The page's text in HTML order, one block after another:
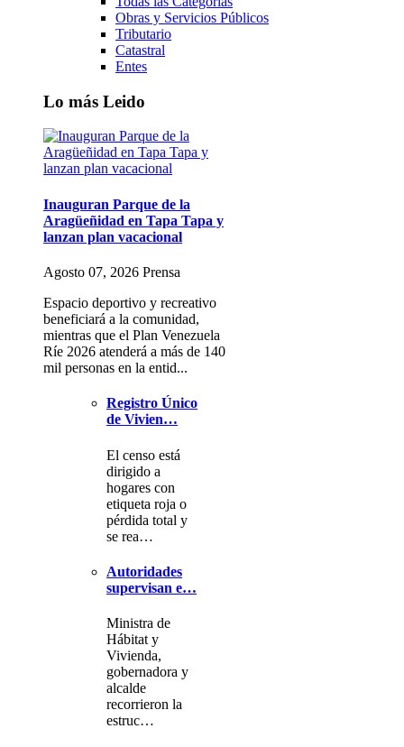
Obras y Servicios Públicos
Tributario
Catastral
Entes
Lo más Leido
Inauguran Parque de la
Aragüeñidad en Tapa Tapa y
lanzan plan vacacional
Agosto 07, 2026 Prensa
Espacio deportivo y recreativo
beneficiará a la comunidad,
mientras que el Plan Venezuela
Ríe 2026 atenderá a más de 140
mil personas en la entid...
Registro Único
de Vivien…
El censo está
dirigido a
hogares con
etiqueta roja o
pérdida total y
se rea…
Autoridades
supervisan e…
Ministra de
Hábitat y
Vivienda,
gobernadora y
alcalde
recorrieron la
estruc…